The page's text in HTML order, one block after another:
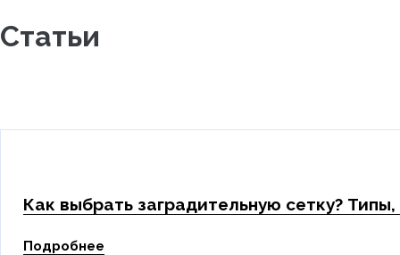
Статьи
Как выбрать заградительную сетку?
Подробнее